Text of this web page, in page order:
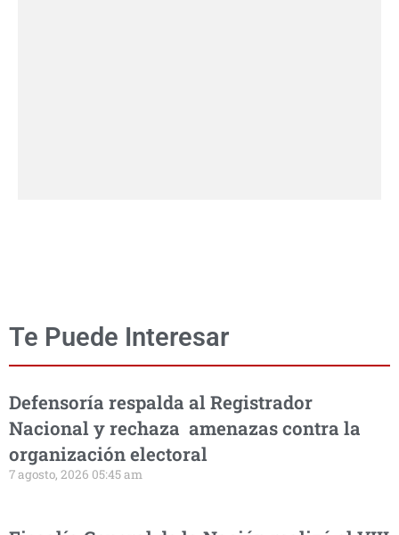
Te Puede Interesar
Defensoría respalda al Registrador
Nacional y rechaza amenazas contra la
organización electoral
7 agosto, 2026 05:45 am